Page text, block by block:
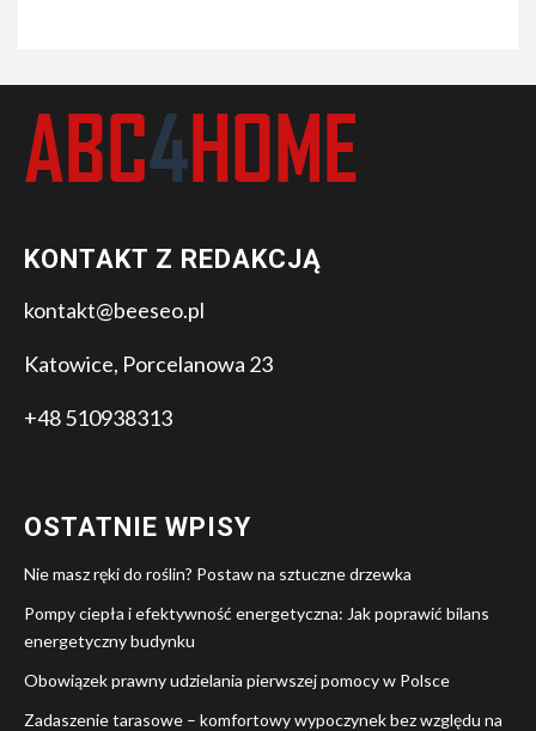
KONTAKT Z REDAKCJĄ
kontakt@beeseo.pl
Katowice, Porcelanowa 23
+48 510938313
OSTATNIE WPISY
Nie masz ręki do roślin? Postaw na sztuczne drzewka
Pompy ciepła i efektywność energetyczna: Jak poprawić bilans
energetyczny budynku
Obowiązek prawny udzielania pierwszej pomocy w Polsce
Zadaszenie tarasowe – komfortowy wypoczynek bez względu na